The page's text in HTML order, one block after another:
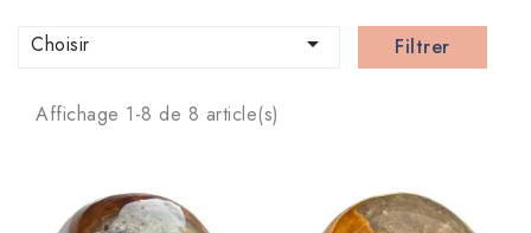
Choisir  Filtrer
Affichage 1-8 de 8 article(s)